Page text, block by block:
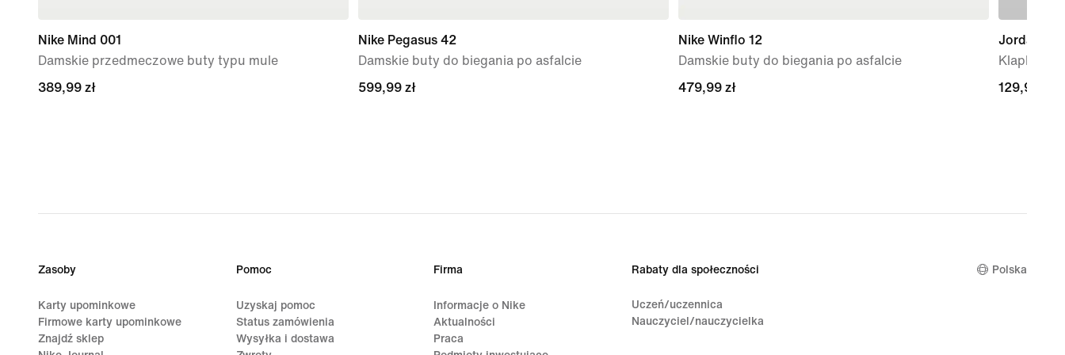
Nike Mind 001
Damskie przedmeczowe buty typu mule
389,99 zł
389,99 zł
Nike Pegasus 42
Damskie buty do biegania po asfalcie
599,99 zł
599,99 zł
Nike Winflo 12
Damskie buty do biegania po asfalcie
479,99 zł
479,99 zł
Jordan
Klapki
129,99 zł
129,99 zł
Zasoby
Karty upominkowe
Firmowe karty upominkowe
Znajdź sklep
Pomoc
Uzyskaj pomoc
Status zamówienia
Wysyłka i dostawa
Firma
Informacje o Nike
Aktualności
Praca
Rabaty dla społeczności
Uczeń/uczennica
Nauczyciel/nauczycielka
Polska